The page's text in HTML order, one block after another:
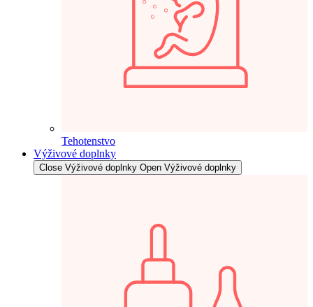
Tehotenstvo
Výživové doplnky
Close Výživové doplnky Open Výživové doplnky